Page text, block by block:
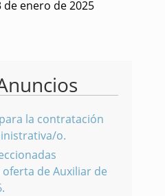
de enero de 2025
la contratación
o.
de Auxiliar de